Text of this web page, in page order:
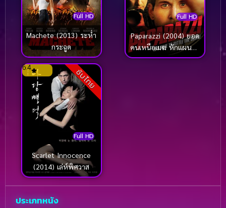
Full HD
Machete (2013) ระห่ำ
กระฉูด
Full HD
Paparazzi (2004) ยอด
คนเหนือเมฆ หักแผนฆ่า
ปาปารัซซี่
ซับไทย
Full HD
6.4
Scarlet Innocence
(2014) เล่ห์พิศวาส
ประเภทหนัง